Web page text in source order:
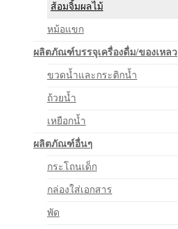
ส้อมจิ้มผลไม้
หม้อแขก
ผลิตภัณฑ์บรรจุเครื่องดื่ม/ของเหลว
ขวดน้ำและกระติกน้ำ
ถ้วยน้ำ
เหยือกน้ำ
ผลิตภัณฑ์อื่นๆ
กระโถนเด็ก
กล่องใส่เอกสาร
พัด